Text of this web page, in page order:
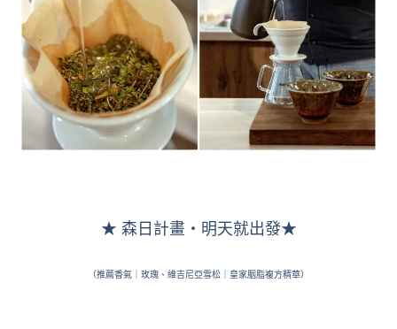
★ 森日計畫・明天就出發★
（推薦香氣｜玫瑰、維吉尼亞雪松｜皇家胭脂複方精華）